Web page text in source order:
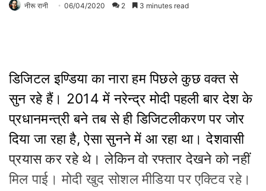
नीरू रानी 06/04/2020 2 3 minutes read
डिजिटल इण्डिया का नारा हम पिछले कुछ वक्त से
सुन रहे हैं। 2014 में नरेन्द्र मोदी पहली बार देश के
प्रधानमन्त्री बने तब से ही डिजिटलीकरण पर जोर
दिया जा रहा है, ऐसा सुनने में आ रहा था। देशवासी
प्रयास कर रहे थे। लेकिन वो रफ्तार देखने को नहीं
मिल पाई। मोदी खुद सोशल मीडिया पर एक्टिव रहे।